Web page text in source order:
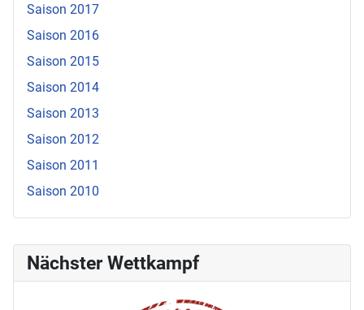
Nächster Wettkampf
Saison 2017
Saison 2016
Saison 2015
Saison 2014
Saison 2013
Saison 2012
Saison 2011
Saison 2010